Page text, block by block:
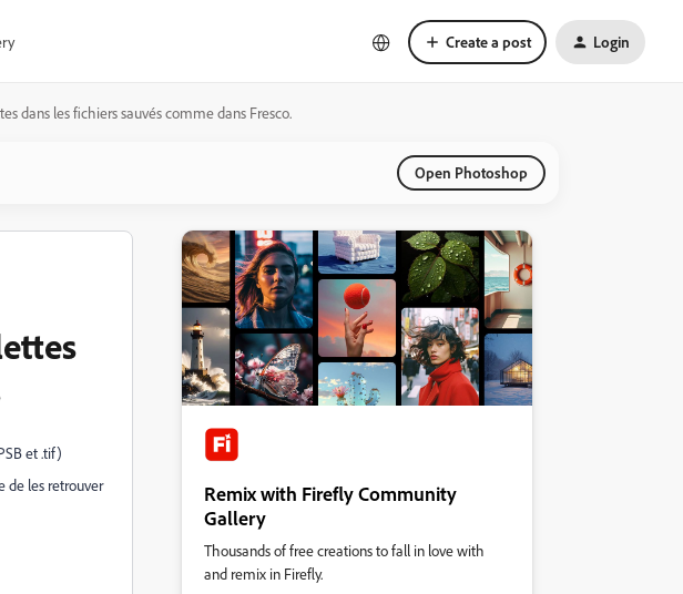
Create a post Login
dans les fichiers sauvés comme dans Fresco.
Open Photoshop
et .tif)
de les retrouver
Remix with Firefly Community
Gallery
Thousands of free creations to fall in love with
and remix in Firefly.